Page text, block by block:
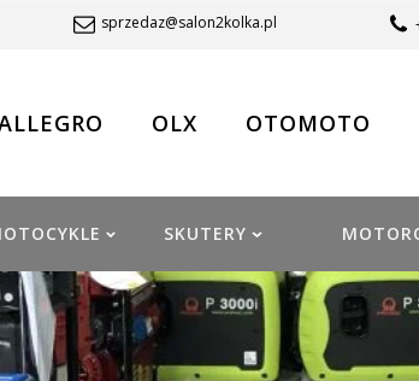
sprzedaz@salon2kolka.pl
OLX OTOMOTO
SKUTERY